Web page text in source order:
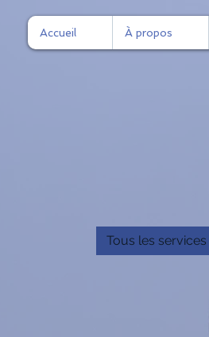
Accueil À propos
Tous les services